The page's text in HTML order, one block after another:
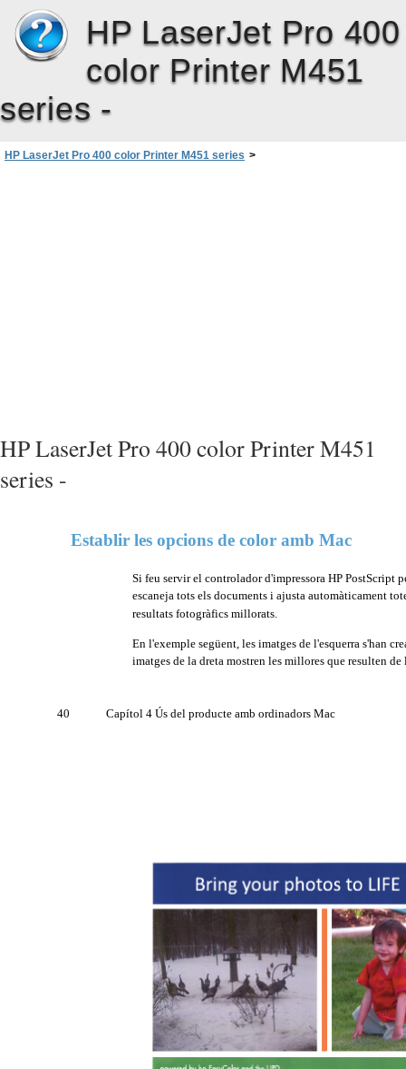
HP LaserJet Pro 400
color Printer M451
series -
HP LaserJet Pro 400 color Printer M451 series >
HP LaserJet Pro 400 color Printer M451
series -
Establir les opcions de color amb Mac
Si feu servir el controlador d'impressora HP PostScript
escaneja tots els documents i ajusta automàticament
resultats fotogràfics millorats.
En l'exemple següent, les imatges de l'esquerra s'han
imatges de la dreta mostren les millores que resulten
40 Capítol 4 Ús del producte amb ordinadors Mac